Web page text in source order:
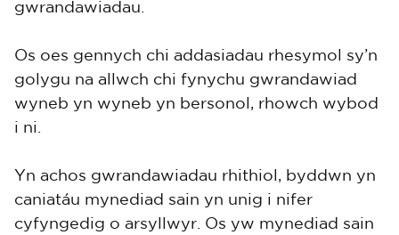
gwrandawiadau.
Os oes gennych chi addasiadau rhesymol sy’n
golygu na allwch chi fynychu gwrandawiad
wyneb yn wyneb yn bersonol, rhowch wybod
i ni.
Yn achos gwrandawiadau rhithiol, byddwn yn
caniatáu mynediad sain yn unig i nifer
cyfyngedig o arsyllwyr. Os yw mynediad sain